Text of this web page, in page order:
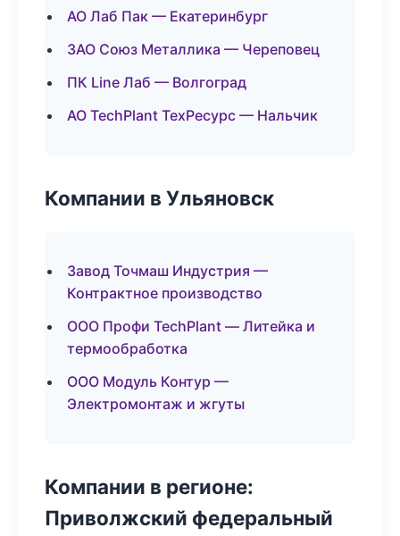
АО Лаб Пак — Екатеринбург
ЗАО Союз Металлика — Череповец
ПК Line Лаб — Волгоград
АО TechPlant ТехРесурс — Нальчик
Компании в Ульяновск
Завод Точмаш Индустрия —
Контрактное производство
ООО Профи TechPlant — Литейка и
термообработка
ООО Модуль Контур —
Электромонтаж и жгуты
Компании в регионе:
Приволжский федеральный